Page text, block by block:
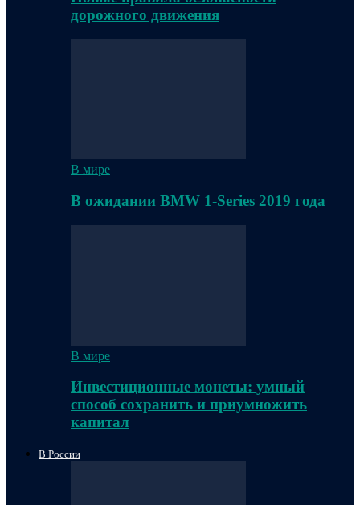
дорожного движения
В мире
В ожидании BMW 1-Series 2019 года
В мире
Инвестиционные монеты: умный
способ сохранить и приумножить
капитал
В России